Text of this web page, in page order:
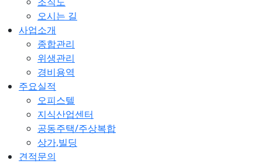
오시는 길
사업소개
종합관리
위생관리
경비용역
주요실적
오피스텔
지식산업센터
공동주택/주상복합
상가,빌딩
견적문의